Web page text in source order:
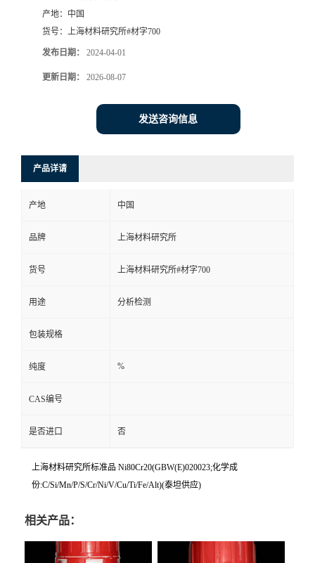
产地： 中国
货号： 上海材料研究所#材字700
发布日期： 2024-04-01
更新日期： 2026-08-07
发送咨询信息
产品详请
产地 中国
品牌 上海材料研究所
货号 上海材料研究所#材字700
用途 分析检测
包装规格
纯度 %
CAS编号
是否进口 否
上海材料研究所标准品 Ni80Cr20(GBW(E)020023;化学成
份:C/Si/Mn/P/S/Cr/Ni/V/Cu/Ti/Fe/Alt)(泰坦供应)
相关产品：